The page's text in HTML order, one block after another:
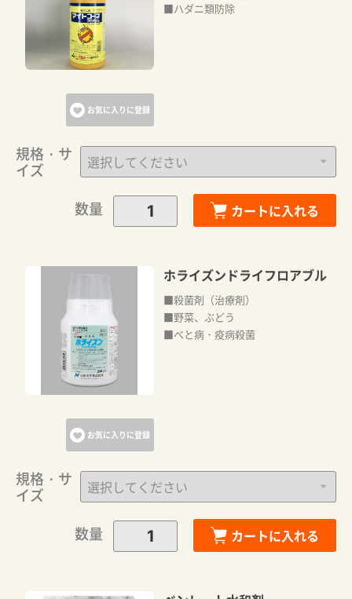
お気に入りに登録
■ハダニ類防除
規格・サ
イズ
数量
カートに入れる
お気に入りに登録
ホライズンドライフロアブル
■殺菌剤（治療剤）
■野菜、ぶどう
■べと病・疫病殺菌
規格・サ
イズ
数量
カートに入れる